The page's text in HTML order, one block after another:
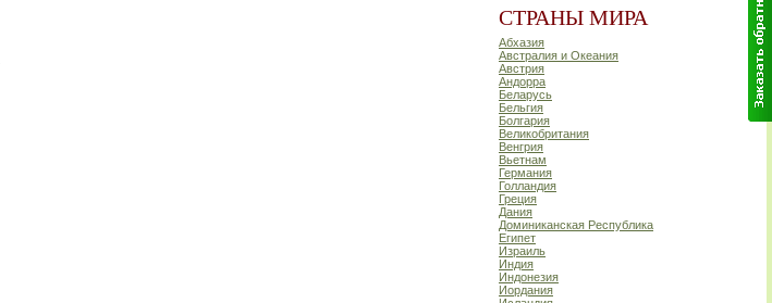
СТРАНЫ МИРА
Абхазия
Австралия и Океания
Австрия
Андорра
Беларусь
Бельгия
Болгария
Великобритания
Венгрия
Вьетнам
Германия
Голландия
Греция
Дания
Доминиканская Республика
Египет
Израиль
Индия
Индонезия
Иордания